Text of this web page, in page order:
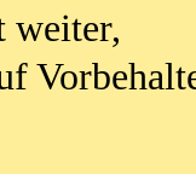
weiter,